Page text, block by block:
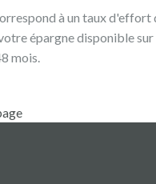
à un taux d'effort
épargne disponible sur
mois.